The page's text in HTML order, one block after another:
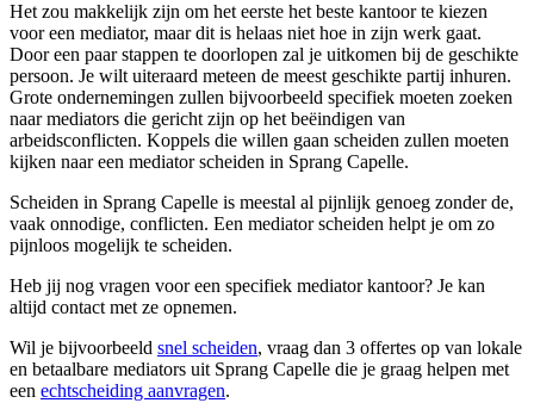
Het zou makkelijk zijn om het eerste het beste kantoor te kiezen
voor een mediator, maar dit is helaas niet hoe in zijn werk gaat.
Door een paar stappen te doorlopen zal je uitkomen bij de geschikte
persoon. Je wilt uiteraard meteen de meest geschikte partij inhuren.
Grote ondernemingen zullen bijvoorbeeld specifiek moeten zoeken
naar mediators die gericht zijn op het beëindigen van
arbeidsconflicten. Koppels die willen gaan scheiden zullen moeten
kijken naar een mediator scheiden in Sprang Capelle.
Scheiden in Sprang Capelle is meestal al pijnlijk genoeg zonder de,
vaak onnodige, conflicten. Een mediator scheiden helpt je om zo
pijnloos mogelijk te scheiden.
Heb jij nog vragen voor een specifiek mediator kantoor? Je kan
altijd contact met ze opnemen.
Wil je bijvoorbeeld snel scheiden, vraag dan 3 offertes op van lokale
en betaalbare mediators uit Sprang Capelle die je graag helpen met
een echtscheiding aanvragen.